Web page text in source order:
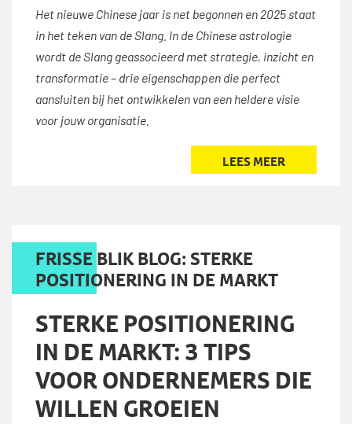
Het nieuwe Chinese jaar is net begonnen en 2025 staat
in het teken van de Slang. In de Chinese astrologie
wordt de Slang geassocieerd met strategie, inzicht en
transformatie – drie eigenschappen die perfect
aansluiten bij het ontwikkelen van een heldere visie
voor jouw organisatie.
LEES MEER
FRISSE BLIK BLOG: STERKE
POSITIONERING IN DE MARKT
STERKE POSITIONERING
IN DE MARKT: 3 TIPS
VOOR ONDERNEMERS DIE
WILLEN GROEIEN